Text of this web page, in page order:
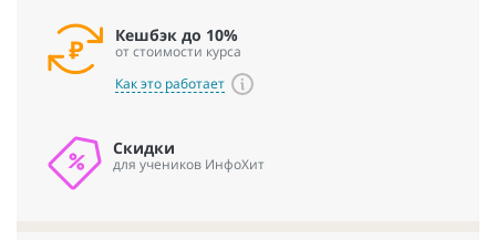
Кешбэк до 10%
от стоимости курса
Как это работает
Скидки
для учеников ИнфоХит